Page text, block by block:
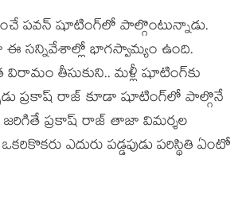
పవన్ షూటింగ్‌లో పాల్గొంటున్నాడు.
ఈ సన్నివేశాల్లో భాగస్వామ్యం ఉంది.
విరామం తీసుకుని.. మళ్లీ షూటింగ్‌కు
ప్రకాష్ రాజ్ కూడా షూటింగ్‌లో పాల్గొనే
ప్రకాష్ రాజ్ తాజా విమర్శల
ఎదురు పడ్డపుడు పరిస్థితి ఏంటో